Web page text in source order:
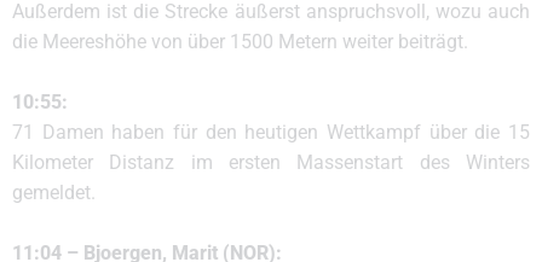
Außerdem ist die Strecke äußerst anspruchsvoll, wozu auch
die Meereshöhe von über 1500 Metern weiter beiträgt.
10:55:
71 Damen haben für den heutigen Wettkampf über die 15
Kilometer Distanz im ersten Massenstart des Winters
gemeldet.
11:04 – Bjoergen, Marit (NOR):